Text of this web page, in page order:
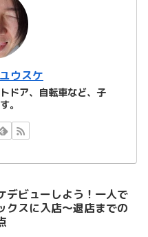
ウスケ
ドア、自転車など、子
。
デビューしよう！一人で
クスに入店～退店までの